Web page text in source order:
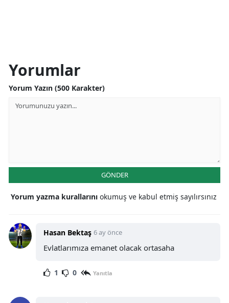
Yorumlar
Yorum Yazın (500 Karakter)
GÖNDER
Yorum yazma kurallarını okumuş ve kabul etmiş sayılırsınız
Hasan Bektaş 6 ay önce
Evlatlarımıza emanet olacak ortasaha
1 0 Yanıtla